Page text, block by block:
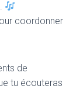
coordonner
de
tu écouteras